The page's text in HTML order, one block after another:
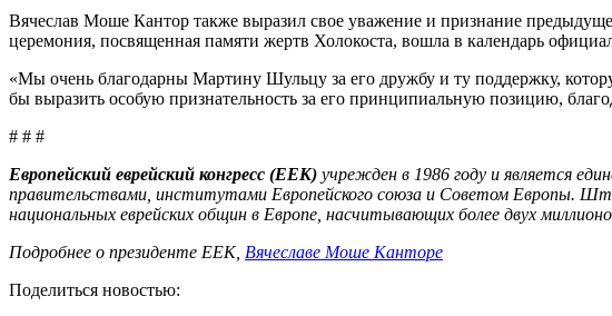
Вячеслав Моше Кантор также выразил свое уважение и признание
церемония, посвященная памяти жертв Холокоста, вошла в календарь
«Мы очень благодарны Мартину Шульцу за его дружбу и ту поддержку,
бы выразить особую признательность за его принципиальную позицию,
# # #
Европейский еврейский конгресс (ЕЕК) учрежден в 1986 году и является
правительствами, институтами Европейского союза и Советом Европы.
национальных еврейских общин в Европе, насчитывающих более двух
Подробнее о президенте ЕЕК, Вячеславе Моше Канторе
Поделиться новостью: